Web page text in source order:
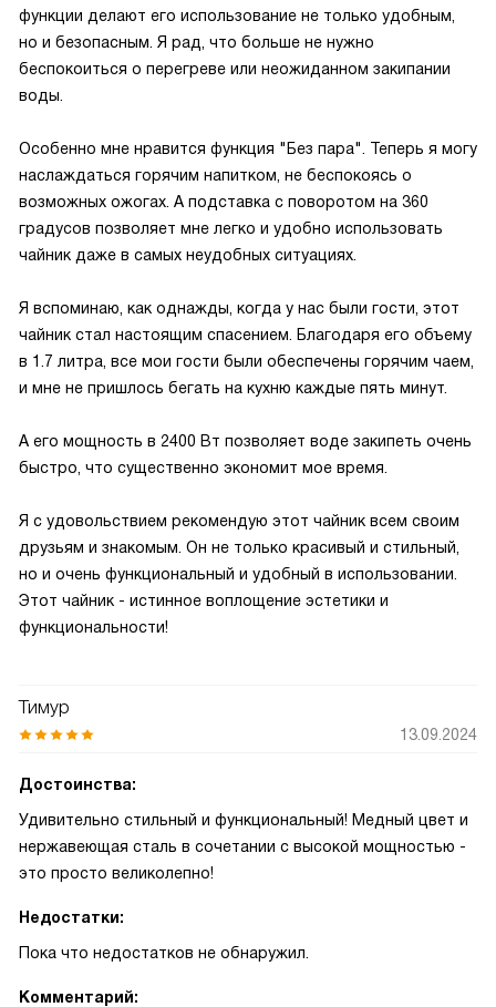
функции делают его использование не только удобным,
но и безопасным. Я рад, что больше не нужно
беспокоиться о перегреве или неожиданном закипании
воды.
Особенно мне нравится функция "Без пара". Теперь я могу
наслаждаться горячим напитком, не беспокоясь о
возможных ожогах. А подставка с поворотом на 360
градусов позволяет мне легко и удобно использовать
чайник даже в самых неудобных ситуациях.
Я вспоминаю, как однажды, когда у нас были гости, этот
чайник стал настоящим спасением. Благодаря его объему
в 1.7 литра, все мои гости были обеспечены горячим чаем,
и мне не пришлось бегать на кухню каждые пять минут.
А его мощность в 2400 Вт позволяет воде закипеть очень
быстро, что существенно экономит мое время.
Я с удовольствием рекомендую этот чайник всем своим
друзьям и знакомым. Он не только красивый и стильный,
но и очень функциональный и удобный в использовании.
Этот чайник - истинное воплощение эстетики и
функциональности!
Тимур
13.09.2024
Достоинства:
Удивительно стильный и функциональный! Медный цвет и
нержавеющая сталь в сочетании с высокой мощностью -
это просто великолепно!
Недостатки:
Пока что недостатков не обнаружил.
Комментарий: